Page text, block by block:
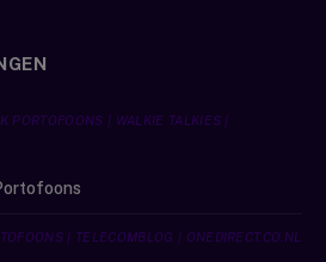
PORTOFOONS | WALKIE TALKIES |
| TELECOMBLOG | ONEDIRECT.CO.NL